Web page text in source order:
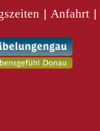
Anfahrt